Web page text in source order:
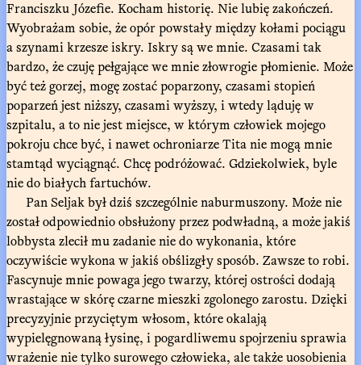
Franciszku Józefie. Kocham historię. Nie lubię zakończeń.
Wyobrażam sobie, że opór powstały między kołami pociągu
a szynami krzesze iskry. Iskry są we mnie. Czasami tak
bardzo, że czuję pełgające we mnie złowrogie płomienie. Może
być też gorzej, mogę zostać poparzony, czasami stopień
poparzeń jest niższy, czasami wyższy, i wtedy ląduję w
szpitalu, a to nie jest miejsce, w którym człowiek mojego
pokroju chce być, i nawet ochroniarze Tita nie mogą mnie
stamtąd wyciągnąć. Chcę podróżować. Gdziekolwiek, byle
nie do białych fartuchów.
Pan Seljak był dziś szczególnie naburmuszony. Może nie
został odpowiednio obsłużony przez podwładną, a może jakiś
lobbysta zlecił mu zadanie nie do wykonania, które
oczywiście wykona w jakiś obślizgły sposób. Zawsze to robi.
Fascynuje mnie powaga jego twarzy, której ostrości dodają
wrastające w skórę czarne mieszki zgolonego zarostu. Dzięki
precyzyjnie przyciętym włosom, które okalają
wypielęgnowaną łysinę, i pogardliwemu spojrzeniu sprawia
wrażenie nie tylko surowego człowieka, ale także uosobienia